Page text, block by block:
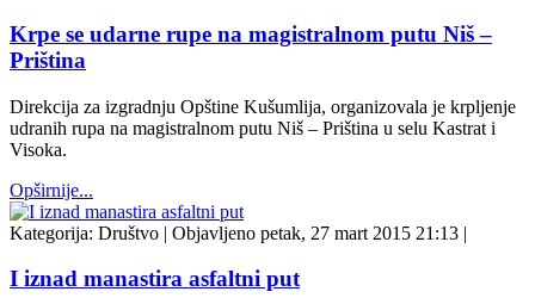
Krpe se udarne rupe na magistralnom putu Niš –
Priština
Direkcija za izgradnju Opštine Kušumlija, organizovala je krpljenje
udranih rupa na magistralnom putu Niš – Priština u selu Kastrat i
Visoka.
Opširnije...
Kategorija: Društvo | Objavljeno petak, 27 mart 2015 21:13 |
I iznad manastira asfaltni put